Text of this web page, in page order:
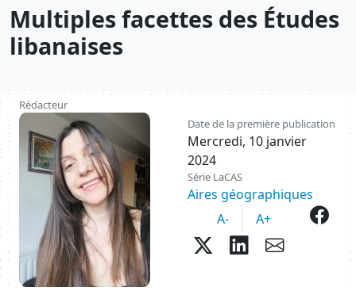
Multiples facettes des Études
libanaises
Rédacteur
Image
Date de la première publication
Mercredi, 10 janvier
2024
Série LaCAS
Aires géographiques
A-
A+
twitterPartager